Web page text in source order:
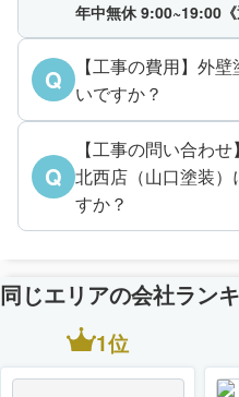
年中無休 9:00~19:00《
Q
【工事の費用】外
いですか？
Q
【工事の問い合わ
北西店（山口塗装）
すか？
同じエリアの会社ラン
1位